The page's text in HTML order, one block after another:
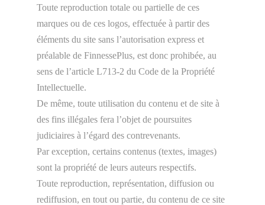
Toute reproduction totale ou partielle de ces
marques ou de ces logos, effectuée à partir des
éléments du site sans l’autorisation express et
préalable de FinnessePlus, est donc prohibée, au
sens de l’article L713-2 du Code de la Propriété
Intellectuelle.
De même, toute utilisation du contenu et de site à
des fins illégales fera l’objet de poursuites
judiciaires à l’égard des contrevenants.
Par exception, certains contenus (textes, images)
sont la propriété de leurs auteurs respectifs.
Toute reproduction, représentation, diffusion ou
rediffusion, en tout ou partie, du contenu de ce site